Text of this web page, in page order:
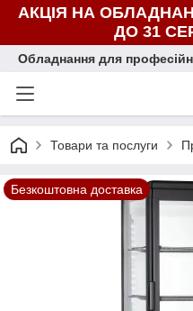
АКЦІЯ НА
ДО 31
Обладнання для
Товари та послуги
Безкоштовна доставка